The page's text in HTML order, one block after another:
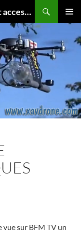
Drone, test, news et tuto drones et accessoires
MENU
vue sur BFM TV un